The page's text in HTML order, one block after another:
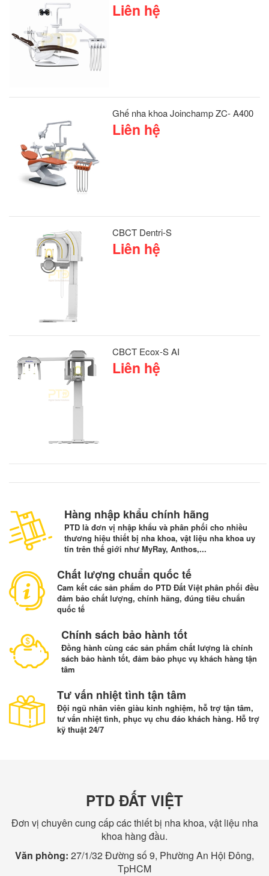
Liên hệ
Ghế nha khoa Joinchamp ZC- A400
Liên hệ
CBCT Dentri-S
Liên hệ
CBCT Ecox-S AI
Liên hệ
Hàng nhập khẩu chính hãng
PTD là đơn vị nhập khẩu và phân phối cho nhiều
thương hiệu thiết bị nha khoa, vật liệu nha khoa uy
tín trên thế giới như MyRay, Anthos,...
Chất lượng chuẩn quốc tế
Cam kết các sản phẩm do PTD Đất Việt phân phối đều
đảm bảo chất lượng, chính hãng, đúng tiêu chuẩn
quốc tế
Chính sách bảo hành tốt
Đồng hành cùng các sản phẩm chất lượng là chính
sách bảo hành tốt, đảm bảo phục vụ khách hàng tận
tâm
Tư vấn nhiệt tình tận tâm
Đội ngũ nhân viên giàu kinh nghiệm, hỗ trợ tận tâm,
tư vấn nhiệt tình, phục vụ chu đáo khách hàng. Hỗ trợ
kỹ thuật 24/7
PTD ĐẤT VIỆT
Đơn vị chuyên cung cấp các thiết bị nha khoa, vật liệu nha
khoa hàng đầu.
Văn phòng: 27/1/32 Đường số 9, Phường An Hội Đông,
TpHCM